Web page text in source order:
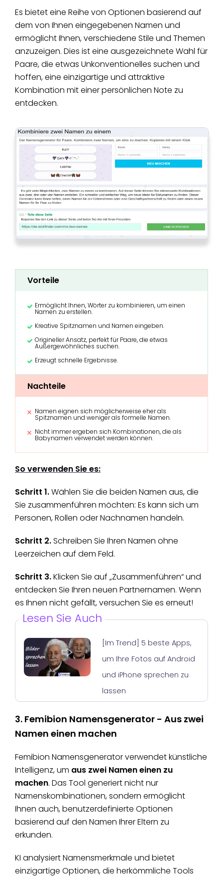
Es bietet eine Reihe von Optionen basierend auf
dem von Ihnen eingegebenen Namen und
ermöglicht Ihnen, verschiedene Stile und Themen
anzuzeigen. Dies ist eine ausgezeichnete Wahl für
Paare, die etwas Unkonventionelles suchen und
hoffen, eine einzigartige und attraktive
Kombination mit einer persönlichen Note zu
entdecken.
Vorteile
Ermöglicht Ihnen, Wörter zu kombinieren, um einen
Namen zu erstellen.
Kreative Spitznamen und Namen eingeben.
Origineller Ansatz, perfekt für Paare, die etwas
Außergewöhnliches suchen.
Erzeugt schnelle Ergebnisse.
Nachteile
Namen eignen sich möglicherweise eher als
Spitznamen und weniger als formelle Namen.
Nicht immer ergeben sich Kombinationen, die als
Babynamen verwendet werden können.
So verwenden Sie es:
Schritt 1.Wählen Sie die beiden Namen aus, die
Sie zusammenführen möchten: Es kann sich um
Personen, Rollen oder Nachnamen handeln.
Schritt 2.Schreiben Sie Ihren Namen ohne
Leerzeichen auf dem Feld.
Schritt 3.Klicken Sie auf „Zusammenführen“ und
entdecken Sie Ihren neuen Partnernamen. Wenn
es Ihnen nicht gefällt, versuchen Sie es erneut!
Lesen Sie Auch
[Im Trend] 5 beste Apps,
um Ihre Fotos auf Android
und iPhone sprechen zu
lassen
3. Femibion Namensgenerator - Aus zwei
Namen einen machen
Femibion Namensgenerator verwendet künstliche
Intelligenz, um aus zwei Namen einen zu
machen. Das Tool generiert nicht nur
Namenskombinationen, sondern ermöglicht
Ihnen auch, benutzerdefinierte Optionen
basierend auf den Namen Ihrer Eltern zu
erkunden.
KI analysiert Namensmerkmale und bietet
einzigartige Optionen, die herkömmliche Tools